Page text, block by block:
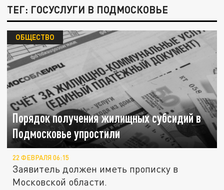
ТЕГ: ГОСУСЛУГИ В ПОДМОСКОВЬЕ
Порядок получения жилищных субсидий в
Подмосковье упростили
ОБЩЕСТВО
22 ФЕВРАЛЯ 06:15
Заявитель должен иметь прописку в
Московской области.